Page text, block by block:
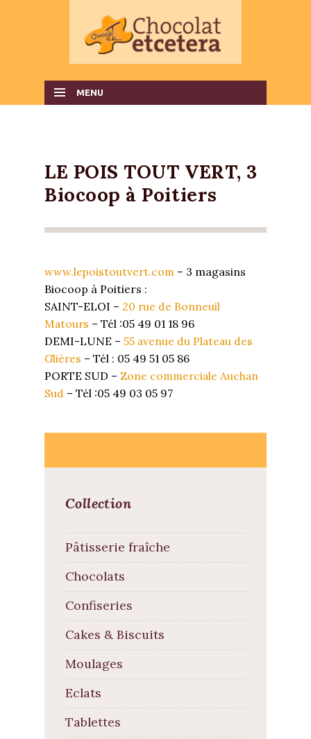
MENU
LE POIS TOUT VERT, 3
Biocoop à Poitiers
www.lepoistoutvert.com – 3 magasins
Biocoop à Poitiers :
SAINT-ELOI – 20 rue de Bonneuil
Matours – Tél :05 49 01 18 96
DEMI-LUNE – 55 avenue du Plateau des
Glières – Tél : 05 49 51 05 86
PORTE SUD – Zone commerciale Auchan
Sud – Tél :05 49 03 05 97
Collection
Pâtisserie fraîche
Chocolats
Confiseries
Cakes & Biscuits
Moulages
Eclats
Tablettes